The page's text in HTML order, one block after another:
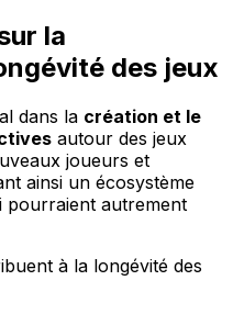
la
des jeux
dans la création et le
autour des jeux
joueurs et
ainsi un écosystème
pourraient autrement
à la longévité des